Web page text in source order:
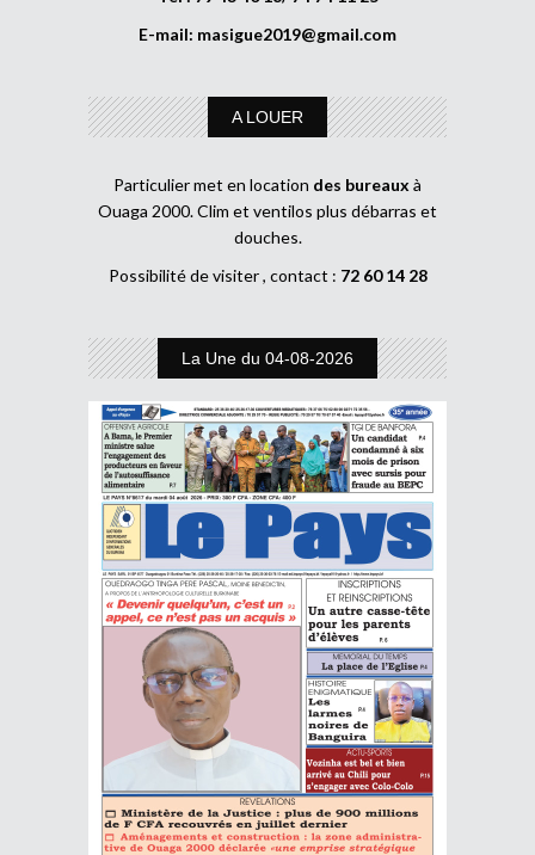
E-mail: masigue2019@gmail.com
A LOUER
Particulier met en location des bureaux à
Ouaga 2000. Clim et ventilos plus débarras et
douches.
Possibilité de visiter , contact : 72 60 14 28
La Une du 04-08-2026